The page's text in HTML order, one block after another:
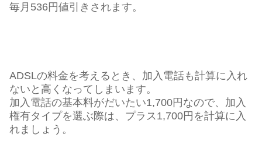
毎月536円値引きされます。
ADSLの料金を考えるとき、加入電話も計算に入れ
ないと高くなってしまいます。
加入電話の基本料がだいたい1,700円なので、加入
権有タイプを選ぶ際は、プラス1,700円を計算に入
れましょう。